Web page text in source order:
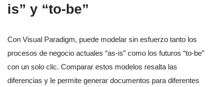
is” y “to-be”
Con Visual Paradigm, puede modelar sin esfuerzo tanto los
procesos de negocio actuales “as-is” como los futuros “to-be”
con un solo clic. Comparar estos modelos resalta las
diferencias y le permite generar documentos para diferentes